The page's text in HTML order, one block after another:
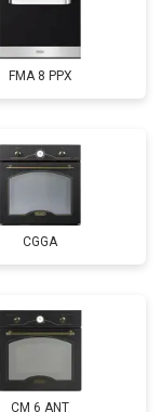
FMA 8 PPX
CGGA
CM 6 ANT